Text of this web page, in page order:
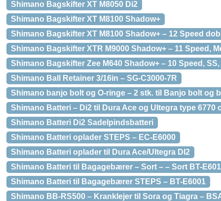
Shimano Bagskifter XT M8050 Di2
Shimano Bagskifter XT M8100 Shadow+
Shimano Bagskifter XT M8100 Shadow+ – 12 Speed
Shimano Bagskifter XTR M9000 Shadow+ – 11 Speed,
Shimano Bagskifter Zee M640 Shadow+ – 10 Speed,
Shimano Ball Retainer 3/16in – SG-C3000-7R
Shimano banjo bolt og O-ringe – 2 stk. til Banjo bolt og
Shimano Batteri – Di2 til Dura Ace og Ultegra type 6770
Shimano Batteri Di2 Sadelpindsbatteri
Shimano Batteri oplader STEPS – EC-E6000
Shimano Batteri oplader til Dura Ace/Ultegra DI2
Shimano Batteri til Bagagebærer – Sort – – Sort BT-
Shimano Batteri til Bagagebærer STEPS – BT-E6001
Shimano BB-RS500 – Kranklejer til Sora og Tiagra –